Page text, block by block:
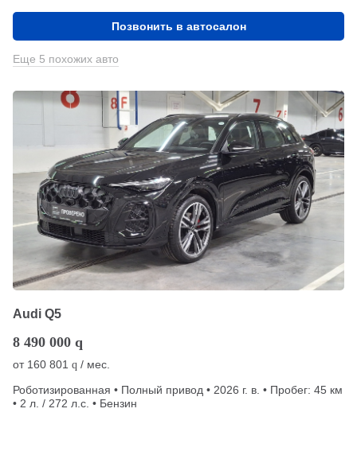
Позвонить в автосалон
Еще 5 похожих авто
Audi Q5
8 490 000 q
от 160 801 q / мес.
Роботизированная • Полный привод • 2026 г. в. • Пробег: 45 км
• 2 л. / 272 л.с. • Бензин